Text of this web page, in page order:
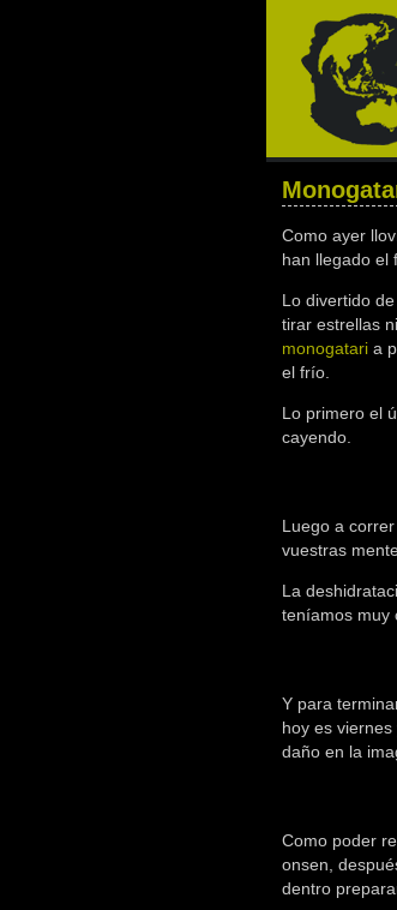
Como ayer
han llegado el
Lo divertido
tirar estrellas
monogatari a
el frío.
Lo primero el
cayendo.
Luego a
vuestras
La
teníamos muy
Y para
hoy es
daño en la
Como poder
onsen,
dentro